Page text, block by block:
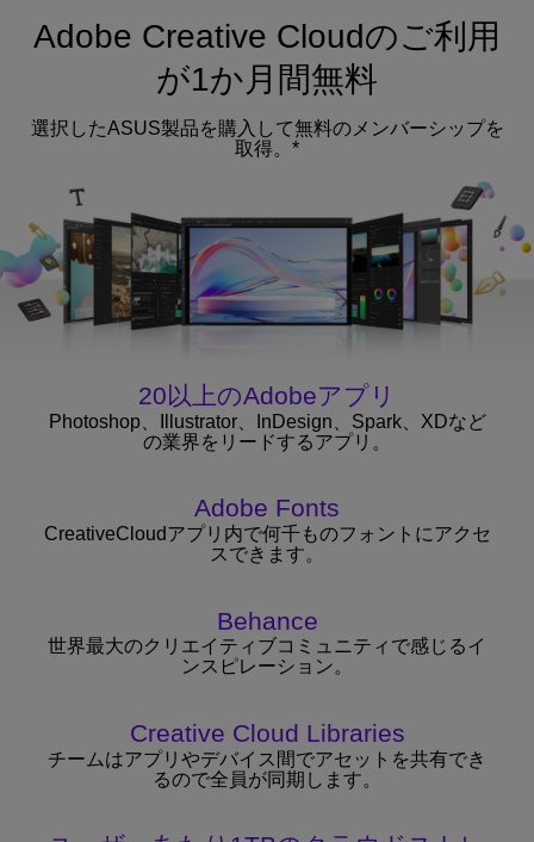
Adobe Creative Cloudのご利用
が1か月間無料
選択したASUS製品を購入して無料のメンバーシップを
取得。*
20以上のAdobeアプリ
Photoshop、Illustrator、InDesign、Spark、XDなど
の業界をリードするアプリ。
Adobe Fonts
CreativeCloudアプリ内で何千ものフォントにアクセ
スできます。
Behance
世界最大のクリエイティブコミュニティで感じるイ
ンスピレーション。
Creative Cloud Libraries
チームはアプリやデバイス間でアセットを共有でき
るので全員が同期します。